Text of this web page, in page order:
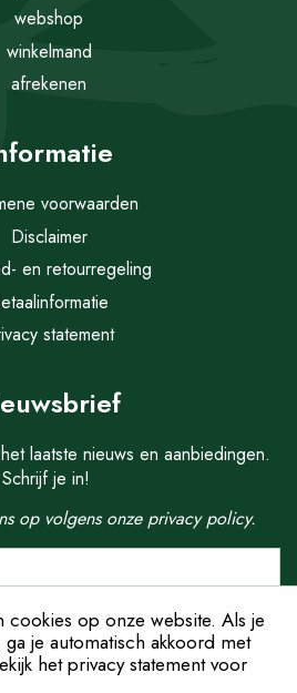
webshop
winkelmand
afrekenen
voorwaarden
Disclaimer
en retourregeling
statement
laatste nieuws en aanbiedingen.
Schrijf je in!
op volgens onze privacy policy.
cookies op onze website. Als je
je automatisch akkoord met
het privacy statement voor